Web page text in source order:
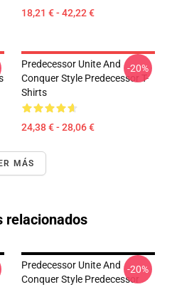
18,21 € - 42,22 €
Predecessor Unite And
Conquer Style Predecessor T-
Shirts
24,38 € - 28,06 €
-20%
MÁS
relacionados
Predecessor Unite And
Conquer Style Predecessor
-20%